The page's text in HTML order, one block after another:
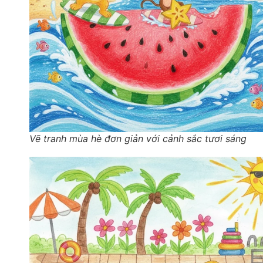
Vẽ tranh mùa hè đơn giản với cảnh sắc tươi sáng